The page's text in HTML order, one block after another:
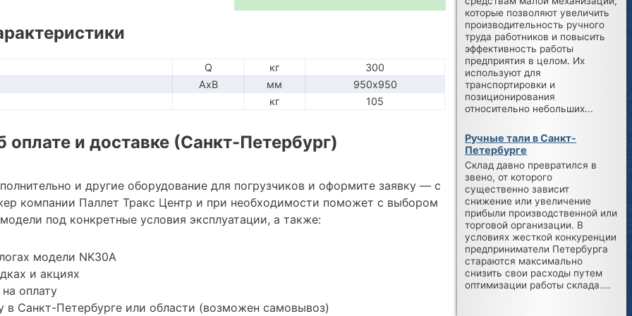
Q кг
300
AxB
мм
950х950
кг
105
и доставке (Санкт-Петербург)
и другие оборудование для погрузчиков и оформите заявку — с
компании Паллет Тракс Центр и при необходимости поможет с выбором
под конкретные условия эксплуатации, а также:
модели NK30A
и акциях
оплату
в Санкт-Петербурге или области (возможен самовывоз)
которые позволяют увеличить
производительность ручного
труда работников и повысить
эффективность работы
предприятия в целом. Их
используют для
транспортировки и
позиционирования
относительно небольших...
Ручные тали в Санкт-
Петербурге
Склад давно превратился в
звено, от которого
существенно зависит
снижение или увеличение
прибыли производственной или
торговой организации. В
условиях жесткой конкуренции
предприниматели Петербурга
стараются максимально
снизить свои расходы путем
оптимизации работы склада....